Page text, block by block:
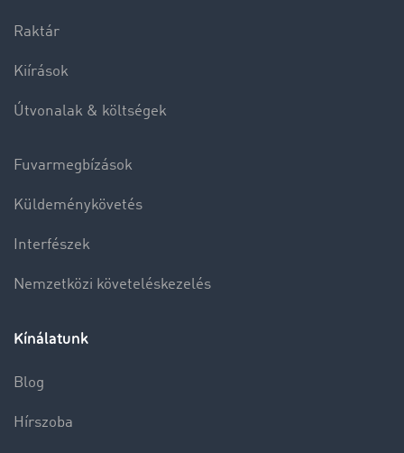
Raktár
Kiírások
Útvonalak & költségek
Fuvarmegbízások
Küldeménykövetés
Interfészek
Nemzetközi követeléskezelés
Kínálatunk
Blog
Hírszoba